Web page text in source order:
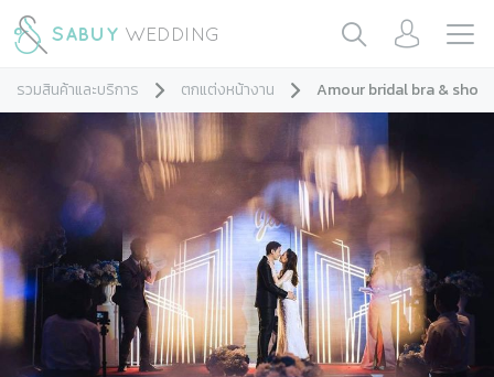
รวมสินค้าและบริการ ตกแต่งหน้างาน Amour bridal bra & shoes